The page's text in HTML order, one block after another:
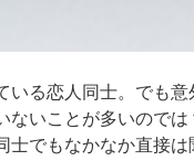
いる恋人同士。でも
ないことが多いのでは
士でもなかなか直接は